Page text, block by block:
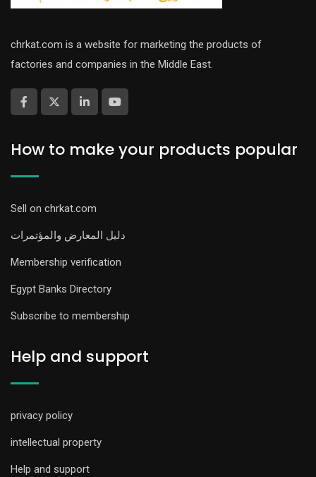
chrkat.com is a website for marketing the products of
factories and companies in the Middle East.
How to make your products popular
Sell on chrkat.com
دليل المعارض والمؤتمرات
Membership verification
Egypt Banks Directory
Subscribe to membership
Help and support
privacy policy
intellectual property
Help and support